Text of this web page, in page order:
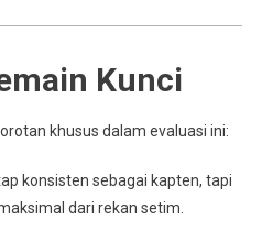
Kunci
khusus dalam evaluasi ini:
konsisten sebagai kapten, tapi
dari rekan setim.